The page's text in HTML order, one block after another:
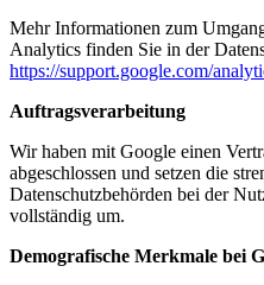
Mehr Informationen zum
Analytics finden Sie in der
https://support.google.com/
Auftragsverarbeitung
Wir haben mit Google einen
abgeschlossen und setzen die
Datenschutzbehörden bei der
vollständig um.
Demografische Merkmale bei